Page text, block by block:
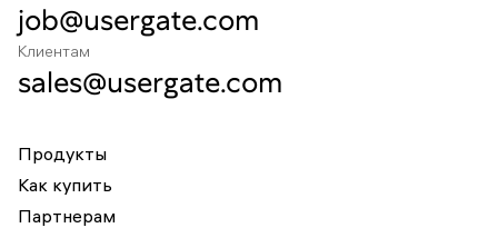
job@usergate.com
Клиентам
sales@usergate.com
Продукты
Как купить
Партнерам